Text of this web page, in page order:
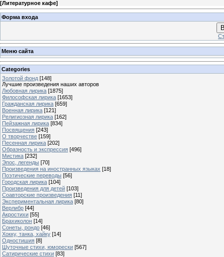
[Литературное кафе]
Форма входа
Меню сайта
Categories
Золотой фонд [148]
Лучшие произведения наших авторов
Любовная лирика [1875]
Философская лирика [1653]
Гражданская лирика [659]
Военная лирика [121]
Религиозная лирика [162]
Пейзажная лирика [834]
Посвящения [243]
О творчестве [159]
Песенная лирика [202]
Образность и экспрессия [496]
Мистика [232]
Эпос, легенды [70]
Произведения на иностранных языках [18]
Поэтические переводы [56]
Городская лирика [104]
Произведения для детей [103]
Соавторские произведения [11]
Экспериментальная лирика [80]
Верлибр [44]
Акростихи [55]
Брахиколон [14]
Сонеты, рондо [46]
Хокку, танка, хайку [14]
Одностишия [8]
Шуточные стихи, юморески [567]
Сатирические стихи [83]